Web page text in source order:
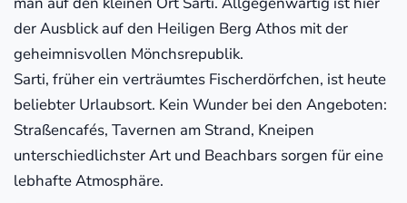
der Ausblick auf den Heiligen Berg Athos mit der
geheimnisvollen Mönchsrepublik.
Sarti, früher ein verträumtes Fischerdörfchen, ist heute
beliebter Urlaubsort. Kein Wunder bei den Angeboten:
Straßencafés, Tavernen am Strand, Kneipen
unterschiedlichster Art und Beachbars sorgen für eine
lebhafte Atmosphäre.